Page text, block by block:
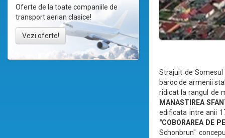
Oferte de la toate companiile de
transport aerian clasice!
Vezi oferte!
Strajuit de
baroc de armenii
ridicat la rangul de
MANASTIREA
edificata intre anii
"COBORAREA DE
Schonbrun"